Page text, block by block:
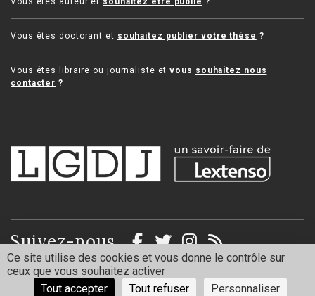
Vous êtes doctorant et souhaitez publier votre thèse ?
Vous êtes libraire ou journaliste etvous souhaitez nous
contacter ?
Suivez-nous
Mentions légales Politique de confidentialité
Ce site utilise des cookies et vous donne le contrôle sur
ceux que vous souhaitez activer
Tout accepter
Tout refuser Personnaliser